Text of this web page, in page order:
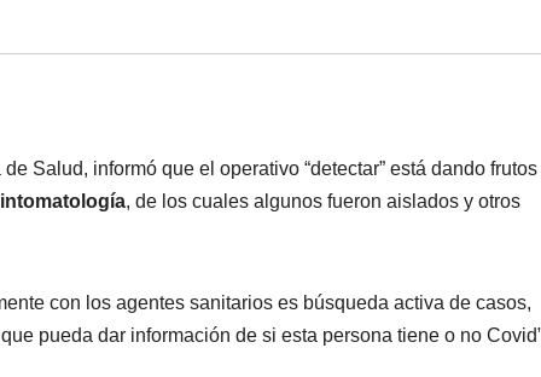
Salud, informó que el operativo “detectar” está dando frutos
, de los cuales algunos fueron aislados y otros
con los agentes sanitarios es búsqueda activa de casos,
pueda dar información de si esta persona tiene o no